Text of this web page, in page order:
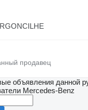
объявления данной
Mercedes-Benz